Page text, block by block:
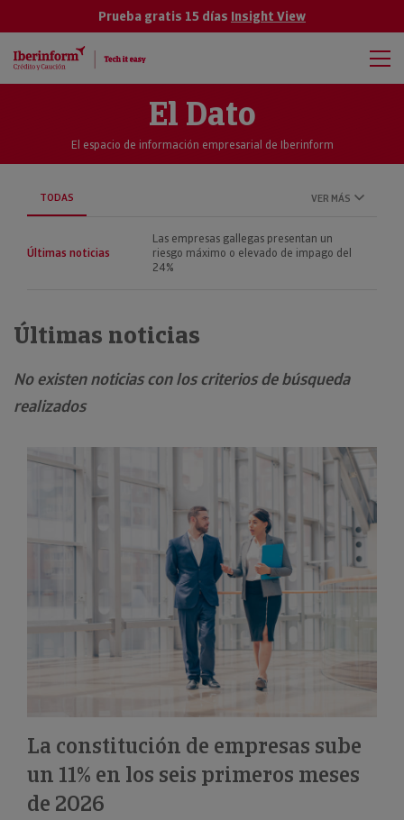
Prueba gratis 15 días Insight View
El Dato
El espacio de información empresarial de Iberinform
TODAS VER MÁS
Últimas noticias
Las empresas gallegas presentan un
riesgo máximo o elevado de impago del
24%
Últimas noticias
No existen noticias con los criterios de búsqueda
realizados
La constitución de empresas sube
un 11% en los seis primeros meses
de 2026